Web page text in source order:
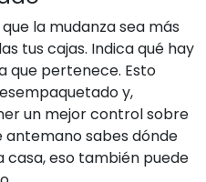
la mudanza sea más
tus cajas. Indica qué hay
que pertenece. Esto
y,
un mejor control sobre
antemano sabes dónde
casa, eso también puede